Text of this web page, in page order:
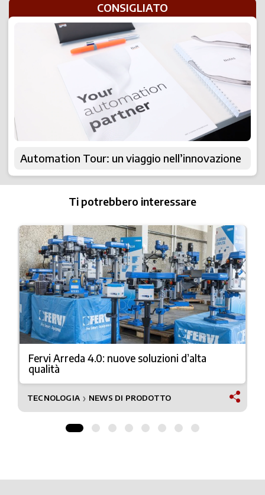
CONSIGLIATO
Automation Tour: un viaggio nell’innovazione
Ti potrebbero interessare
Fervi Arreda 4.0: nuove soluzioni d’alta
qualità
TECNOLOGIA ❯ NEWS DI PRODOTTO